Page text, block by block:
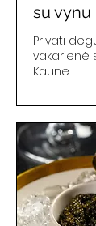
su vynu
Privati
vakarienė
Kaune